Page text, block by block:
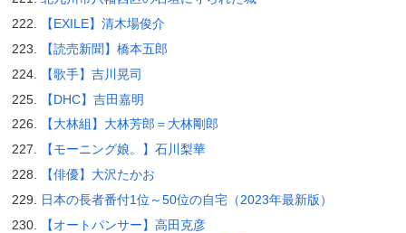
【EXILE】清木場俊介
【読売新聞】橋本五郎
【歌手】吉川晃司
【DHC】吉田嘉明
【大林組】大林芳郎＝大林剛郎
【モーニング娘。】石川梨華
【俳優】大沢たかお
日本の長者番付1位～50位の自宅（2023年最新版）
【オートパンサー】高田克彦